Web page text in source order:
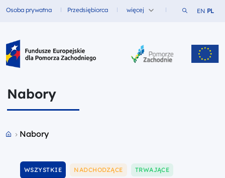
Fundusze dla
Osoba prywatna Fundusze dla
Przedsiębiorca więcej Szukaj w
EN PL
Fundusze Europejskie dla Pomorza Zachodniego
Nabory
Przejdź do strony głównej portalu
Nabory
Pokaż
WSZYSTKIE Pokaż
NADCHODZĄCE Pokaż
TRWAJĄCE